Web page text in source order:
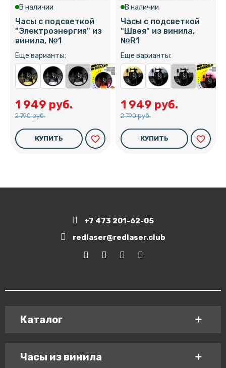
В наличии
Часы с подсветкой
"Электроэнергия" из
винила, №1
Еще варианты:
1 949 руб.
2 790 руб.
КУПИТЬ favorite_border
В наличии
Часы с подсветкой
"Швея" из винила,
№R1
Еще варианты:
1 949 руб.
2 790 руб.
КУПИТЬ favorite_border
+7 473 201-62-05
redlaser@redlaser.club
Каталог
Часы из винила